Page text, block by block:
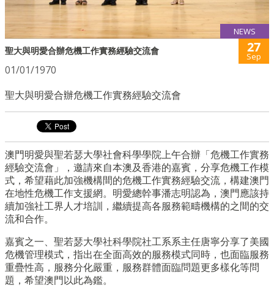
NEWS
聖大與明愛合辦危機工作實務經驗交流會 27
Sep
01/01/1970
聖大與明愛合辦危機工作實務經驗交流會
澳門明愛與聖若瑟大學社會科學學院上午合辦「危機工作實務
經驗交流會」，邀請來自本澳及香港的嘉賓，分享危機工作模
式，希望藉此加強機構間的危機工作實務經驗交流，構建澳門
在地性危機工作支援網。明愛總幹事潘志明認為，澳門應該持
續加強社工界人才培訓，繼續提高各服務範疇機構的之間的交
流和合作。
嘉賓之一、聖若瑟大學社科學院社工系系主任唐寧分享了美國
危機管理模式，指出在全面高效的服務模式同時，也面臨服務
重疊性高，服務分化嚴重，服務群體面臨問題更多樣化等問
題，希望澳門以此為鑑。